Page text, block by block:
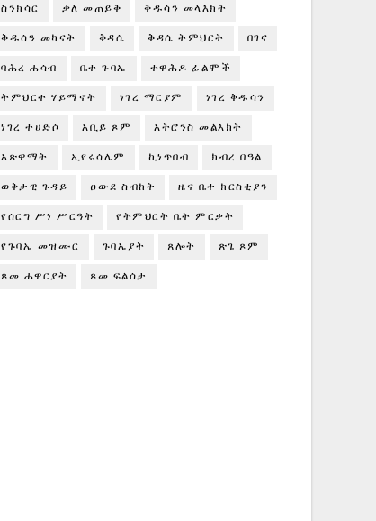
ስንክሳር ቃለ መጠይቅ ቅዱሳን መላእክት
ቅዱሳን መካናት ቅዳሴ ቅዳሴ ትምህርት በገና
ባሕረ ሐሳብ ቤተ ጉባኤ ተዋሕዶ ፊልሞች
ትምህርተ ሃይማኖት ነገረ ማርያም ነገረ ቅዱሳን
ነገረ ተሀድሶ አቢይ ጾም አትሮንስ መልእክት
አጽዋማት ኢየሩሳሌም ኪነጥበብ ክብረ በዓል
ወቅታዊ ጉዳይ ዐውደ ስብከት ዜና ቤተ ክርስቲያን
የሰርግ ሥነ ሥርዓት የትምህርት ቤት ምርቃት
የጉባኤ መዝሙር ጉባኤያት ጸሎት ጽጌ ጾም
ጾመ ሐዋርያት ጾመ ፍልሰታ